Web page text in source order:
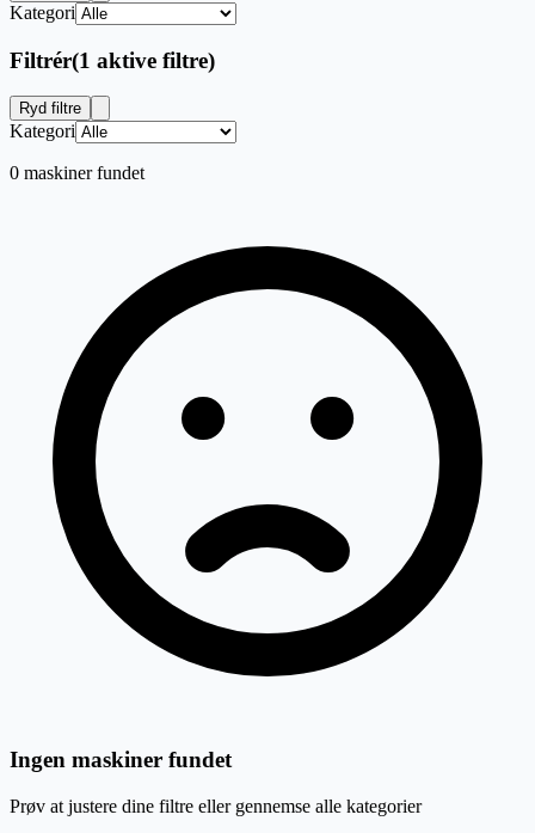
Kategori
Filtrér(1 aktive filtre)
Ryd filtre
Kategori
0 maskiner fundet
Ingen maskiner fundet
Prøv at justere dine filtre eller gennemse alle kategorier